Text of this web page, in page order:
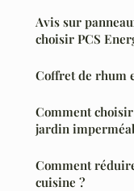
Avis sur
choisir PCS
Coffret de rhum
Comment
jardin
Comment
cuisine ?